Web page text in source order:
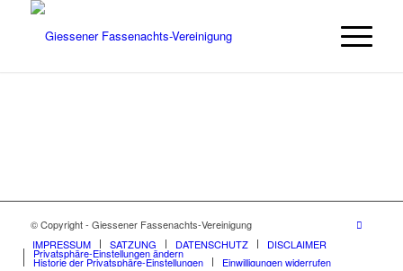
© Copyright - Giessener Fassenachts-Vereinigung
IMPRESSUM
SATZUNG DATENSCHUTZ DISCLAIMER
Privatsphäre-Einstellungen ändern
Historie der Privatsphäre-Einstellungen Einwilligungen widerrufen